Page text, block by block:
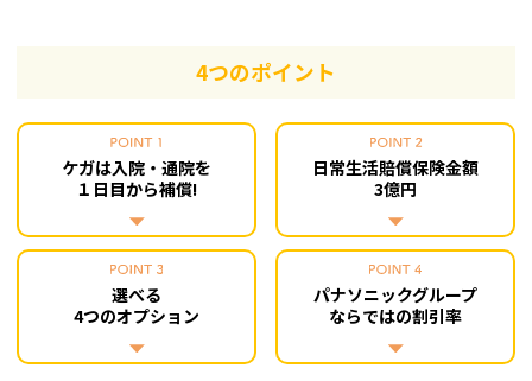
4つのポイント
ケガは入院・通院を
１日目から補償!
日常生活賠償保険金額
3億円
選べる
4つのオプション
パナソニックグループ
ならではの割引率